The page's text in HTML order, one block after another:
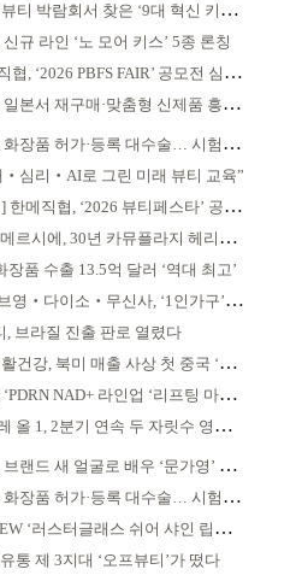
티 박람회서 찾은 ‘9대 혁신 키워드’
규 라인 ‘노 모어 키스’ 5종 론칭
, ‘2026 PBFS FAIR’ 공모전 심사 성료
본서 재구매·맞춤형 신제품 흥행 ‘쌍끌이’
장품 허가·등록 대수술… 시험자료 공용 허용
‧심리‧AI로 그린 미래 뷰티 교육”
메직협, ‘2026 뷰티페스타’ 공동 주최
르시에, 30년 카뮤플라지 헤리티지 담아
장품 수출 13.5억 달러 ‘역대 최고’
영‧다이소‧무신사, ‘1인가구’가 이끈다
, 브라질 진출 판로 열렸다
건강, 북미 매출 사상 첫 중국 ‘추월’
NAD+ 라인업 ‘리프팅 마스크’ 출시
1, 2분기 연속 두 자릿수 영업이익률 기록
랜드 새 얼굴로 배우 ‘문가영’ 발탁
장품 허가·등록 대수술… 시험자료 공용 허용
‘러스터글래스 쉬어 샤인 립스틱’ 출시
통 제 3지대 ‘오프뷰티’가 떴다